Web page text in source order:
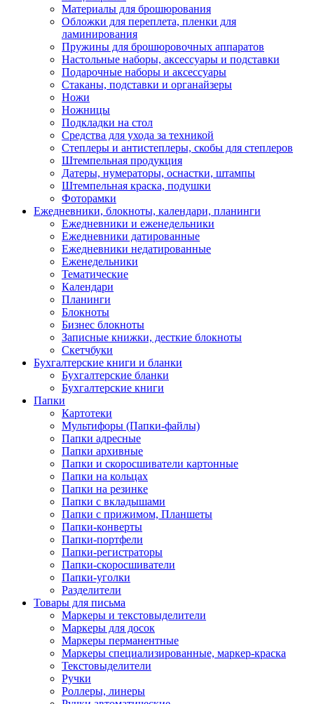
Материалы для брошюрования
Обложки для переплета, пленки для
ламинирования
Пружины для брошюровочных аппаратов
Настольные наборы, аксессуары и подставки
Подарочные наборы и аксессуары
Стаканы, подставки и органайзеры
Ножи
Ножницы
Подкладки на стол
Средства для ухода за техникой
Степлеры и антистеплеры, скобы для степлеров
Штемпельная продукция
Датеры, нумераторы, оснастки, штампы
Штемпельная краска, подушки
Фоторамки
Ежедневники, блокноты, календари, планинги
Ежедневники и еженедельники
Ежедневники датированные
Ежедневники недатированные
Еженедельники
Тематические
Календари
Планинги
Блокноты
Бизнес блокноты
Записные книжки, десткие блокноты
Скетчбуки
Бухгалтерские книги и бланки
Бухгалтерские бланки
Бухгалтерские книги
Папки
Картотеки
Мультифоры (Папки-файлы)
Папки адресные
Папки архивные
Папки и скоросшиватели картонные
Папки на кольцах
Папки на резинке
Папки с вкладышами
Папки с прижимом, Планшеты
Папки-конверты
Папки-портфели
Папки-регистраторы
Папки-скоросшиватели
Папки-уголки
Разделители
Товары для письма
Маркеры и текстовыделители
Маркеры для досок
Маркеры перманентные
Маркеры специализированные, маркер-краска
Текстовыделители
Ручки
Роллеры, линеры